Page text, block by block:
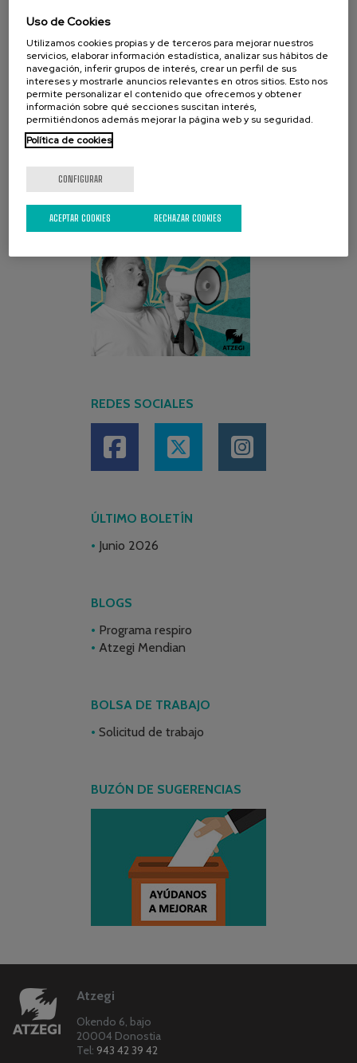
CAMPAÑA ACTUAL
REDES SOCIALES
ÚLTIMO BOLETÍN
Junio 2026
BLOGS
Programa respiro
Atzegi Mendian
BOLSA DE TRABAJO
Solicitud de trabajo
BUZÓN DE SUGERENCIAS
Atzegi
Okendo 6, bajo
20004 Donostia
Tel: 943 42 39 42
Uso de Cookies
Utilizamos cookies propias y de terceros para mejorar nuestros
servicios, elaborar información estadística, analizar sus hábitos de
navegación, inferir grupos de interés, crear un perfil de sus
intereses y mostrarle anuncios relevantes en otros sitios. Esto nos
permite personalizar el contenido que ofrecemos y obtener
información sobre qué secciones suscitan interés,
permitiéndonos además mejorar la página web y su seguridad.
Política de cookies
CONFIGURAR
RECHAZAR COOKIES
ACEPTAR COOKIES